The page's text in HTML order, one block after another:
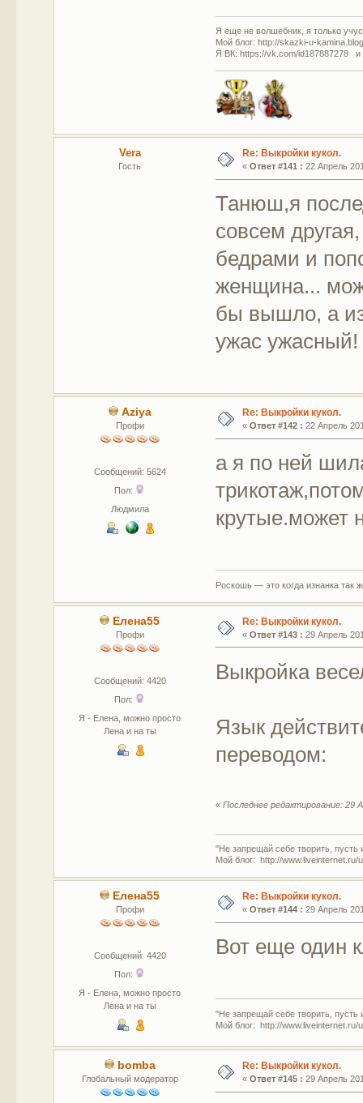
Я еще не волшебник, я только
Мой блог: http://skazki-u-
Я ВК: https://vk.com/id187887278 и
Vera
Гость
Re: Выкройки кукол.
« Ответ #141 : 22 Апрель
Танюш,я
совсем
бедрами и
женщина...
бы вышло, а
ужас
Aziya
Профи
Сообщений: 5624
Пол:
Людмила
Re: Выкройки кукол.
« Ответ #142 : 22 Апрель
а я по ней
крутые.может
Роскошь — это когда изнанка
Елена55
Профи
Сообщений: 4420
Пол:
Я - Елена, можно просто
Лена и на ты
Re: Выкройки кукол.
« Ответ #143 : 29 Апрель
Выкройка
Язык
переводом:
«Последнее редактирование: 29
"Не запрещай себе творить,
Мой блог: http://www.liveinternet.ru/
Елена55
Профи
Сообщений: 4420
Пол:
Я - Елена, можно просто
Лена и на ты
Re: Выкройки кукол.
« Ответ #144 : 29 Апрель
Вот еще один
"Не запрещай себе творить,
Мой блог: http://www.liveinternet.ru/
bomba
Глобальный модератор
Re: Выкройки кукол.
« Ответ #145 : 29 Апрель